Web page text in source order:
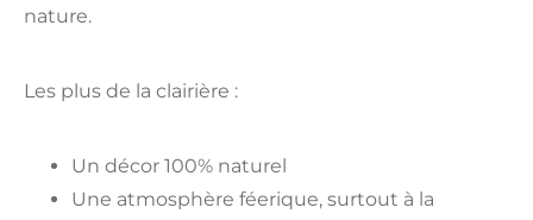
nature.
Les plus de la clairière :
Un décor 100% naturel
Une atmosphère féerique, surtout à la